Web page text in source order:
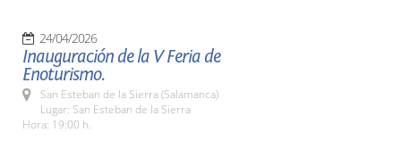
24/04/2026
Inauguración de la V Feria de
Enoturismo.
San Esteban de la Sierra (Salamanca)
Lugar: San Esteban de la Sierra
Hora: 19:00 h.